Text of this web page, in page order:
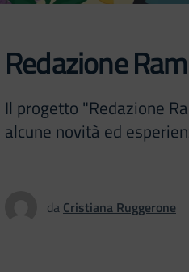
Redazione
Il progetto "Redazione
alcune novità ed
da Cristiana Ruggerone